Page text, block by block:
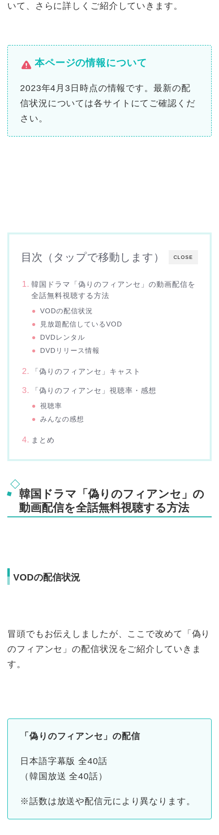
いて、さらに詳しくご紹介していきます。
本ページの情報について
2023年4月3日時点の情報です。最新の配
信状況については各サイトにてご確認くだ
さい。
CLOSE
目次（タップで移動します）
韓国ドラマ「偽りのフィアンセ」の動画配信を
全話無料視聴する方法
VODの配信状況
見放題配信しているVOD
DVDレンタル
DVDリリース情報
「偽りのフィアンセ」キャスト
「偽りのフィアンセ」視聴率・感想
視聴率
みんなの感想
まとめ
韓国ドラマ「偽りのフィアンセ」の
動画配信を全話無料視聴する方法
VODの配信状況
冒頭でもお伝えしましたが、ここで改めて「偽り
のフィアンセ」の配信状況をご紹介していきま
す。
「偽りのフィアンセ」の配信
日本語字幕版 全40話
（韓国放送 全40話）
※話数は放送や配信元により異なります。